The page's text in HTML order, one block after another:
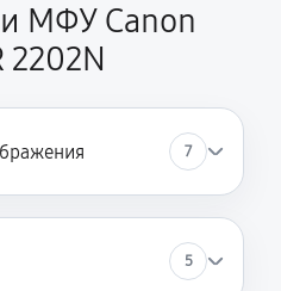
МФУ Canon
2202N
7
5